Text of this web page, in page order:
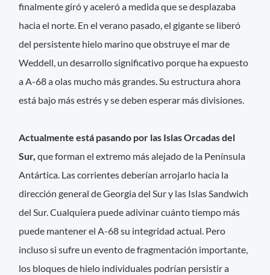
finalmente giró y aceleró a medida que se desplazaba
hacia el norte. En el verano pasado, el gigante se liberó
del persistente hielo marino que obstruye el mar de
Weddell, un desarrollo significativo porque ha expuesto
a A-68 a olas mucho más grandes. Su estructura ahora
está bajo más estrés y se deben esperar más divisiones.
Actualmente está pasando por las Islas Orcadas del
Sur, que forman el extremo más alejado de la Península
Antártica. Las corrientes deberían arrojarlo hacia la
dirección general de Georgia del Sur y las Islas Sandwich
del Sur. Cualquiera puede adivinar cuánto tiempo más
puede mantener el A-68 su integridad actual. Pero
incluso si sufre un evento de fragmentación importante,
los bloques de hielo individuales podrían persistir a